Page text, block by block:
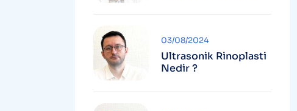
Ultrasonik Rinoplasti
Nedir ?
03/08/2024